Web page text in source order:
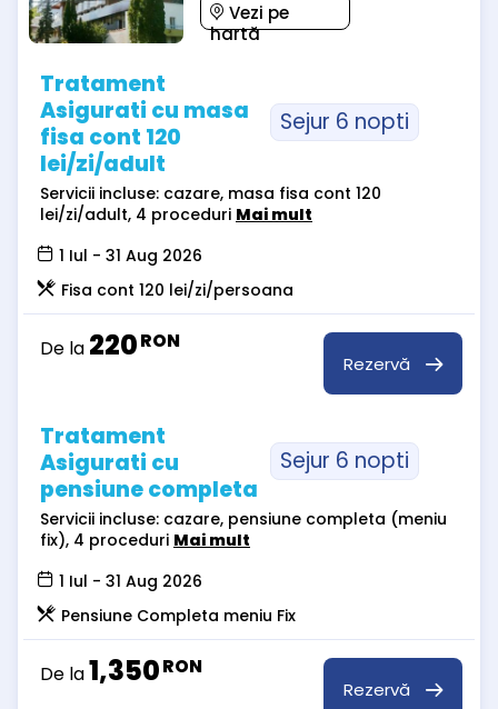
Vezi pe
hartă
Tratament
Asigurati cu masa
fisa cont 120
lei/zi/adult
Sejur 6 nopti
Servicii incluse: cazare, masa fisa cont 120
lei/zi/adult, 4 proceduri Mai mult
1 Iul - 31 Aug 2026
Fisa cont 120 lei/zi/persoana
De la 220RON
Rezervă
Tratament
Asigurati cu
pensiune completa
Sejur 6 nopti
Servicii incluse: cazare, pensiune completa (meniu
fix), 4 proceduri Mai mult
1 Iul - 31 Aug 2026
Pensiune Completa meniu Fix
De la1,350RON
Rezervă